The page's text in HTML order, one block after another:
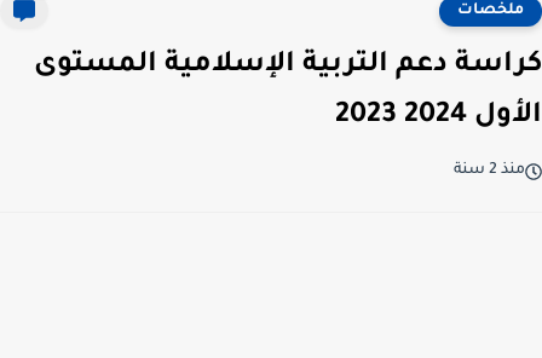
ملخصات
كراسة دعم التربية الإسلامية المستوى
الأول 2024 2023
منذ 2 سنة